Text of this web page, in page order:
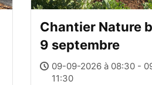
Chantier Nature
9 septembre
09-09-2026 à 08:30 -
11:30